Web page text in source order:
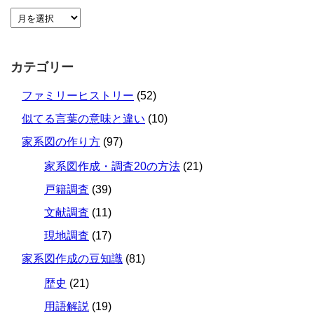
カテゴリー
ファミリーヒストリー (52)
似てる言葉の意味と違い (10)
家系図の作り方 (97)
家系図作成・調査20の方法 (21)
戸籍調査 (39)
文献調査 (11)
現地調査 (17)
家系図作成の豆知識 (81)
歴史 (21)
用語解説 (19)